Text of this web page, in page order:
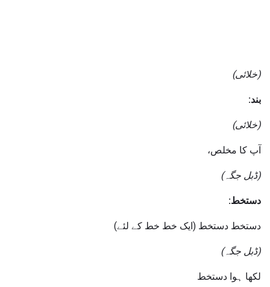
(خلائی)
بند:
(خلائی)
آپ کا مخلص،
(ڈبل جگہ)
دستخط:
دستخط دستخط (ایک خط خط کے لئے)
(ڈبل جگہ)
لکھا ہوا دستخط